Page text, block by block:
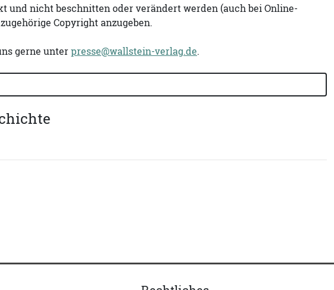
und nicht beschnitten oder verändert werden (auch bei Online-
Copyright anzugeben.
gerne unterpresse@wallstein-verlag.de.